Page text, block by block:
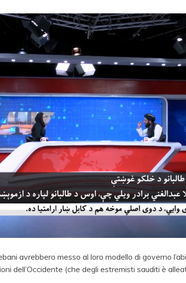
avrebbero messo al loro modello di governo
dell’Occidente (che degli estremisti sauditi è